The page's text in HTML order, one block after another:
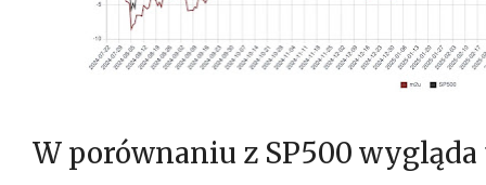
W porównaniu z SP500